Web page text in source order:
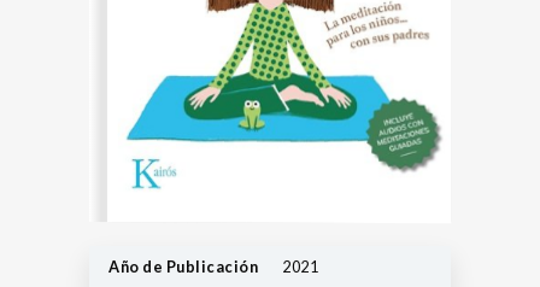
Año de Publicación 2021